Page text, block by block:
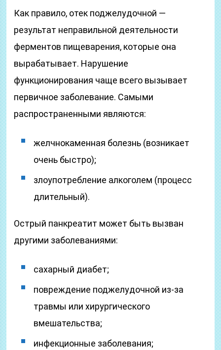
Как правило, отек поджелудочной —
результат неправильной деятельности
ферментов пищеварения, которые она
вырабатывает. Нарушение
функционирования чаще всего вызывает
первичное заболевание. Самыми
распространенными являются:
желчнокаменная болезнь (возникает
очень быстро);
злоупотребление алкоголем (процесс
длительный).
Острый панкреатит может быть вызван
другими заболеваниями:
сахарный диабет;
повреждение поджелудочной из-за
травмы или хирургического
вмешательства;
инфекционные заболевания;